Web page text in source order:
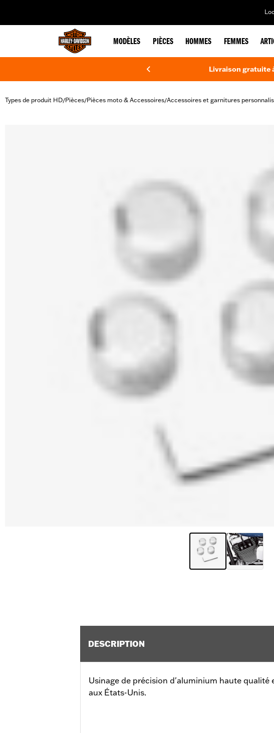
MODÈLES PIÈCES HOMMES FEMMES
Livraison gratuite
Types de produit HD/Pièces/Pièces moto & Accessoires/Accessoires et garnitures
DESCRIPTION
Usinage de précision d'aluminium haute qualité
aux États-Unis.